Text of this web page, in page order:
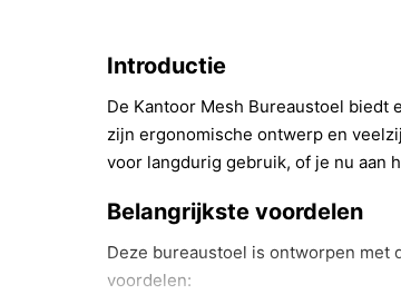
Introductie
De Kantoor Mesh Bureaustoel
zijn ergonomische ontwerp en
voor langdurig gebruik, of je nu aan
Belangrijkste voordelen
Deze bureaustoel is ontworpen met
voordelen: